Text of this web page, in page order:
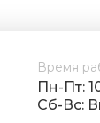
Время
Пн-Пт:
Cб-Вс: